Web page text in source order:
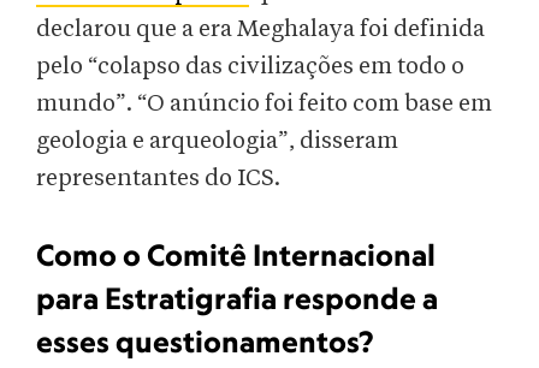
declarou que a era Meghalaya foi definida
pelo “colapso das civilizações em todo o
mundo”. “O anúncio foi feito com base em
geologia e arqueologia”, disseram
representantes do ICS.
Como o Comitê Internacional
para Estratigrafia responde a
esses questionamentos?